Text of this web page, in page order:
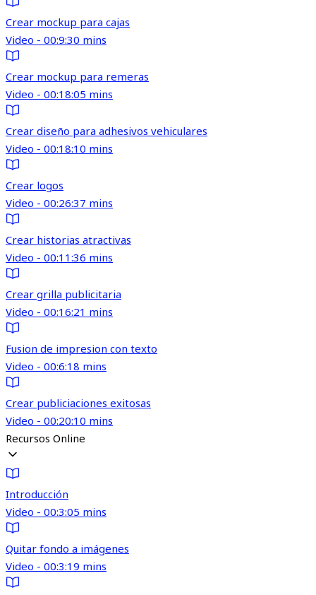
Crear mockup para cajas
Video - 00:9:30 mins
Crear mockup para remeras
Video - 00:18:05 mins
Crear diseño para adhesivos vehiculares
Video - 00:18:10 mins
Crear logos
Video - 00:26:37 mins
Crear historias atractivas
Video - 00:11:36 mins
Crear grilla publicitaria
Video - 00:16:21 mins
Fusion de impresion con texto
Video - 00:6:18 mins
Crear publiciaciones exitosas
Video - 00:20:10 mins
Recursos Online
Introducción
Video - 00:3:05 mins
Quitar fondo a imágenes
Video - 00:3:19 mins